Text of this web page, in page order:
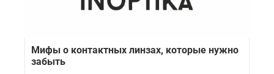
Мифы о контактных линзах, которые нужно
забыть